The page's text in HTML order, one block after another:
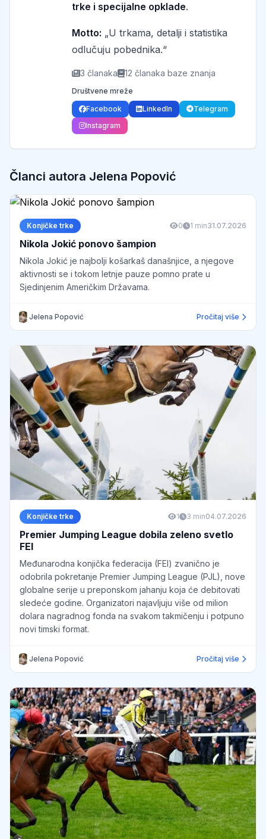
trke i specijalne opklade.
Motto: „U trkama, detalji i statistika
odlučuju pobednika.“
3 članaka 12 članaka baze znanja
Društvene mreže
Facebook
LinkedIn
Telegram
Instagram
Članci autora Jelena Popović
Konjičke trke 0 1 min31.07.2026
Nikola Jokić ponovo šampion
Nikola Jokić je najbolji košarkaš današnjice, a njegove
aktivnosti se i tokom letnje pauze pomno prate u
Sjedinjenim Američkim Državama.
Jelena Popović Pročitaj više
Konjičke trke 1 3 min04.07.2026
Premier Jumping League dobila zeleno svetlo
FEI
Međunarodna konjička federacija (FEI) zvanično je
odobrila pokretanje Premier Jumping League (PJL), nove
globalne serije u preponskom jahanju koja će debitovati
sledeće godine. Organizatori najavljuju više od milion
dolara nagradnog fonda na svakom takmičenju i potpuno
novi timski format.
Jelena Popović Pročitaj više